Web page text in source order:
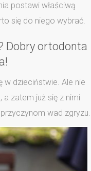
postawi właściwą
się do niego wybrać.
Dobry ortodonta
w dzieciństwie. Ale nie
zatem już się z nimi
wad zgryzu.